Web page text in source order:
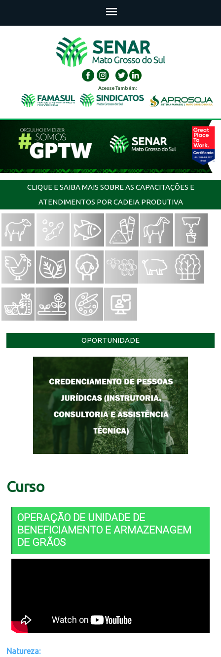
Acesse Também:
CLIQUE E SAIBA MAIS SOBRE AS CAPACITAÇÕES E
ATENDIMENTOS POR CADEIA PRODUTIVA
OPORTUNIDADE
Curso
OPERAÇÃO DE UNIDADE DE
BENEFICIAMENTO E ARMAZENAGEM
DE GRÃOS
Natureza: